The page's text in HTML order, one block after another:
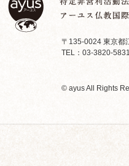
〒135-0024 東京都
TEL：03-3820-
© ayus All Rights